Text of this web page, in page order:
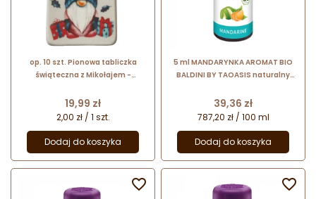
op. 10 szt. Pionowa tabliczka
świąteczna z Mikołajem -
55 mm - nr. kat. 8601 Dekorpol
Cena
19,99 zł
2,00 zł / 1 szt.
Dodaj do koszyka
5 ml MANDARYNKA AROMAT BIO
BALDINI BY TAOASIS naturalny
eterycznego
Cena
39,36 zł
787,20 zł / 100 ml
Dodaj do koszyka
 